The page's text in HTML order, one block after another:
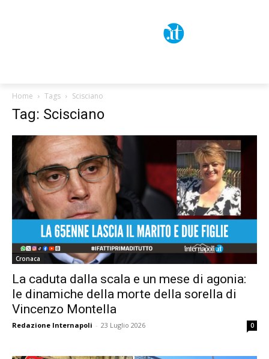
Home Tags Scisciano
Tag: Scisciano
Cronaca
La caduta dalla scala e un mese di agonia:
le dinamiche della morte della sorella di
Vincenzo Montella
Redazione Internapoli - 23 Luglio 2026 0